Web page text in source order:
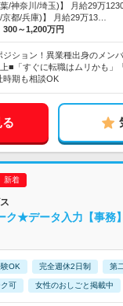
葉/神奈川/埼玉)】 月給29万
都/兵庫)】 月給29万13…
300～1,200万円
ジション！異業種出身のメン
■「すぐに転職はムリかも」
時期も相談OK
ク★データ入力【事務
OK 完全週休2日制 第
可 女性のおしごと掲載中